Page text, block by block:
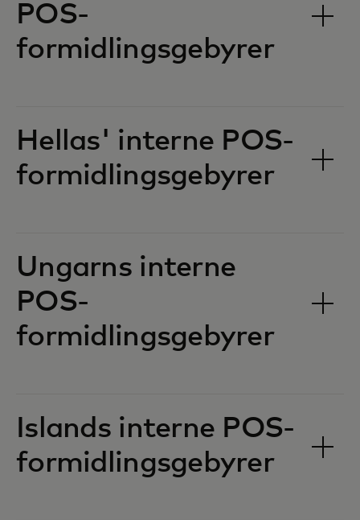
POS-
formidlingsgebyrer‎‎
Hellas' interne POS-
formidlingsgebyrer‎‎
Ungarns interne
POS-
formidlingsgebyrer‎‎
Islands interne POS-
formidlingsgebyrer‎‎